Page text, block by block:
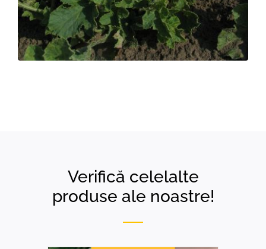
Verifică celelalte
produse ale noastre!